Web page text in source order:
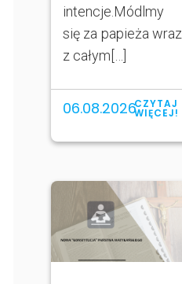
intencje.Módlmy
się za papieża wraz
z całym[…]
06.08.2026CZYTAJ
WIĘCEJ!